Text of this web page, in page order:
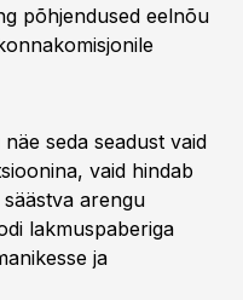
põhjendused eelnõu
seda seadust vaid
vaid hindab
arengu
lakmuspaberiga
ja